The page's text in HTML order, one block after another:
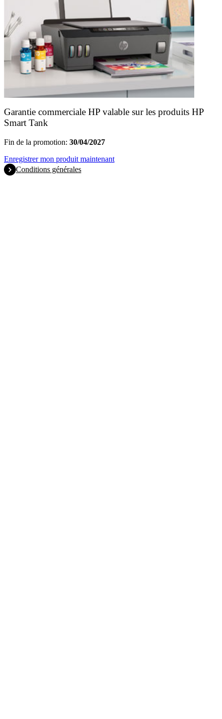
Garantie commerciale HP valable sur les produits HP
Smart Tank
Fin de la promotion: 30/04/2027
Enregistrer mon produit maintenant
Conditions générales